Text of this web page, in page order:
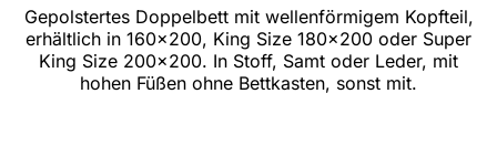
Gepolstertes Doppelbett mit wellenförmigem Kopfteil,
erhältlich in 160x200, King Size 180x200 oder Super
King Size 200x200. In Stoff, Samt oder Leder, mit
hohen Füßen ohne Bettkasten, sonst mit.